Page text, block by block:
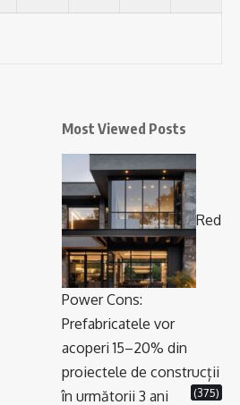
Most Viewed Posts
Red
Power Cons:
Prefabricatele vor
acoperi 15–20% din
proiectele de construcții
în următorii 3 ani
(375)